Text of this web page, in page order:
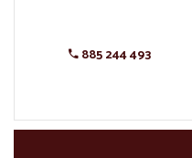
885 244 493